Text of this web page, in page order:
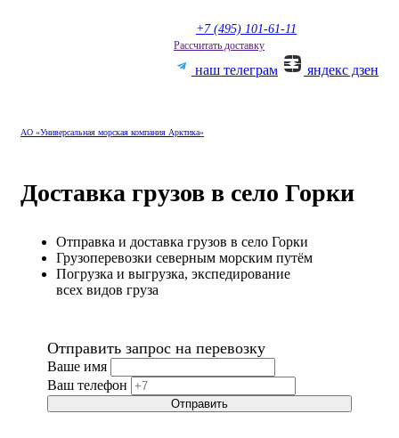
АО «Универсальная морская компания Арктика»
+7 (495) 101-61-11
Рассчитать доставку
наш телеграм яндекс дзен
Доставка грузов в село Горки
Отправка и доставка грузов в село Горки
Грузоперевозки северным морским путём
Погрузка и выгрузка, экспедирование
всех видов груза
Отправить запрос на перевозку
Ваше имя
Ваш телефон
Отправить